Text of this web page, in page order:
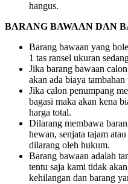
hangus.
BARANG BAWAAN DAN
Barang bawaan yang
1 tas ransel ukuran
Jika barang bawaan
akan ada biaya
Jika calon penumpang
bagasi maka akan kena
harga total.
Dilarang membawa
hewan, senjata tajam
dilarang oleh hukum.
Barang bawaan adalah
tentu saja kami tidak
kehilangan dan barang